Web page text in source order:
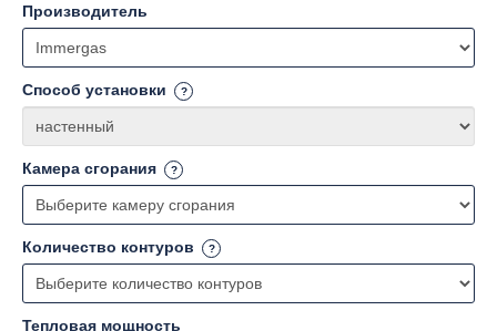
Производитель
Способ установки
Камера сгорания
Количество контуров
Тепловая мощность